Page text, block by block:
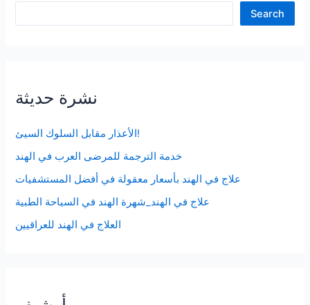
Search
نشرة حديثة
الأعذار مقابل السلوك السيئ!
خدمة الترجمة للمرضى العرب في الهند
علاج في الهند بأسعار معقولة في أفضل المستشفيات
علاج في الهند_شهرة الهند في السياحة الطبية
العلاج في الهند للعراقيين